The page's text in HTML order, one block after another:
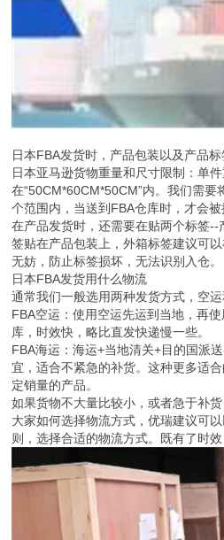
日本FBA发货时，产品包装以及产品标
日本亚马逊货物重量和尺寸限制：单
在“50CM*60CM*50CM”内。我们需
个范围内，当送到FBA仓库时，才会被
在产品发货时，还需要在贴两个标签
签贴在产品包装上，外箱标签建议可
无妨，防止标签损坏，无法识别入仓。
日本FBA发货用什么物流
通常我们一般选用两种发货方式，空运
FBA空运：使用空运先运到当地，再
库，时效快，略比直发快递慢一些。
FBA海运：海运+当地清关+目的国派
宜，适合不紧急的补货。这种更多适
定销量的产品。
如果货物不大量比较小，或者急于补货
大家如何选择物流方式，优瑞建议可
则，选择合适的物流方式。既有了时